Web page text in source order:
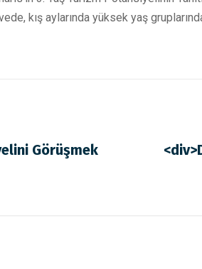
kış aylarında yüksek yaş
Görüşmek